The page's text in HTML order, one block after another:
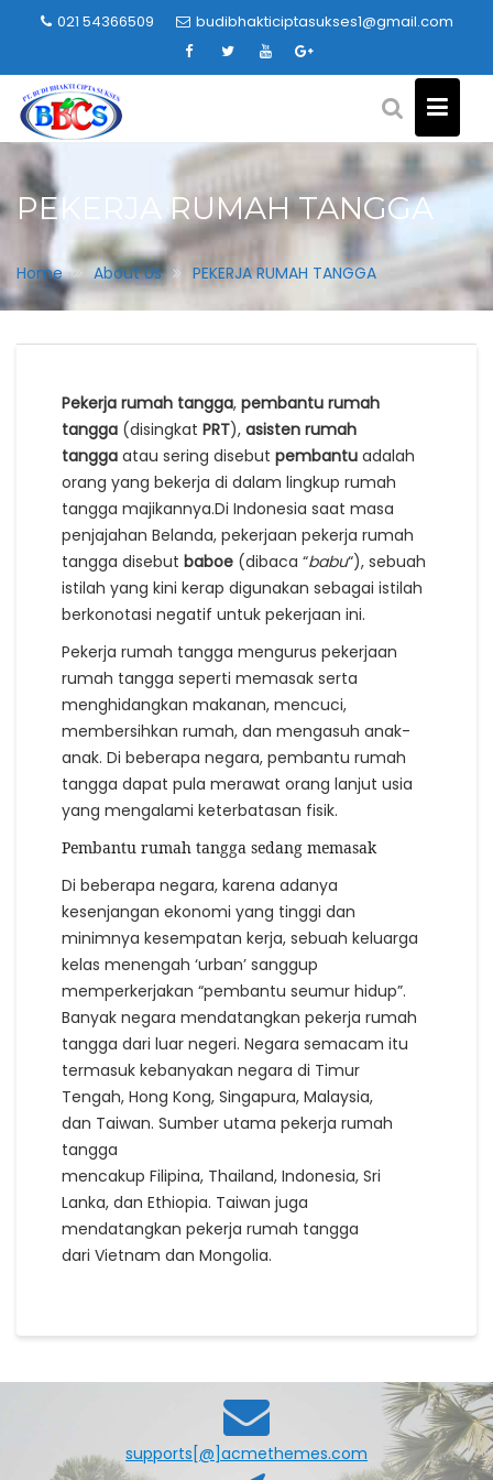
021 54366509 budibhakticiptasukses1@gmail.com
PEKERJA RUMAH TANGGA
Home About Us PEKERJA RUMAH TANGGA
Pekerja rumah tangga, pembantu rumah
tangga (disingkat PRT), asisten rumah
tangga atau sering disebut pembantu adalah
orang yang bekerja di dalam lingkup rumah
tangga majikannya.Di Indonesia saat masa
penjajahan Belanda, pekerjaan pekerja rumah
tangga disebut baboe (dibaca “babu“), sebuah
istilah yang kini kerap digunakan sebagai istilah
berkonotasi negatif untuk pekerjaan ini.
Pekerja rumah tangga mengurus pekerjaan
rumah tangga seperti memasak serta
menghidangkan makanan, mencuci,
membersihkan rumah, dan mengasuh anak-
anak. Di beberapa negara, pembantu rumah
tangga dapat pula merawat orang lanjut usia
yang mengalami keterbatasan fisik.
Pembantu rumah tangga sedang memasak
Di beberapa negara, karena adanya
kesenjangan ekonomi yang tinggi dan
minimnya kesempatan kerja, sebuah keluarga
kelas menengah ‘urban’ sanggup
memperkerjakan “pembantu seumur hidup”.
Banyak negara mendatangkan pekerja rumah
tangga dari luar negeri. Negara semacam itu
termasuk kebanyakan negara di Timur
Tengah, Hong Kong, Singapura, Malaysia,
dan Taiwan. Sumber utama pekerja rumah
tangga
mencakup Filipina, Thailand, Indonesia, Sri
Lanka, dan Ethiopia. Taiwan juga
mendatangkan pekerja rumah tangga
dari Vietnam dan Mongolia.
supports[@]acmethemes.com